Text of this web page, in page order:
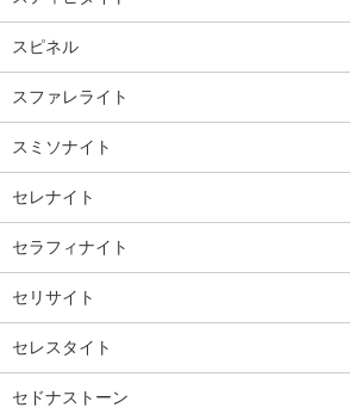
スピネル
スファレライト
スミソナイト
セレナイト
セラフィナイト
セリサイト
セレスタイト
セドナストーン